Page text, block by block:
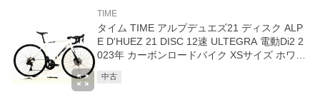
TIME
タイム TIME アルプデュエズ21 ディスク ALP
E D'HUEZ 21 DISC 12速 ULTEGRA 電動Di2 2
023年 カーボンロードバイク XSサイズ ホワイ
中古